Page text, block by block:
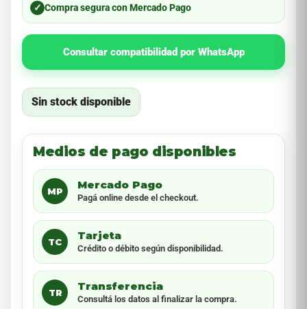
✓ Compra segura con Mercado Pago
Consultar compatibilidad por WhatsApp
Sin stock disponible
Medios de pago disponibles
MP
Mercado Pago
Pagá online desde el checkout.
TC
Tarjeta
Crédito o débito según disponibilidad.
TR
Transferencia
Consultá los datos al finalizar la compra.